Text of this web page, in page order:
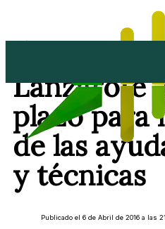
Lanzarote
plazo para
de las
y técnicas
Publicado el 6 de Abril de 2016 a las